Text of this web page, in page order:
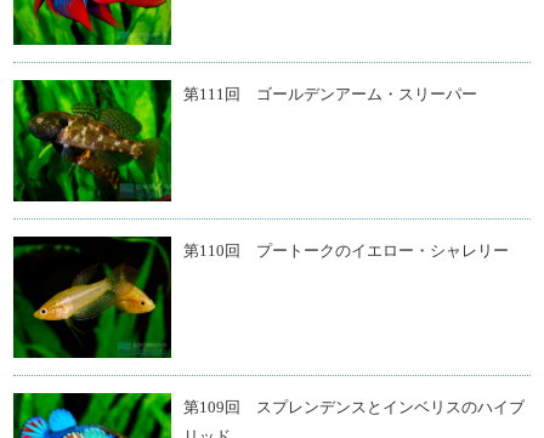
第111回 ゴールデンアーム・スリーパー
第110回 プートークのイエロー・シャレリー
第109回 スプレンデンスとインベリスのハイブ